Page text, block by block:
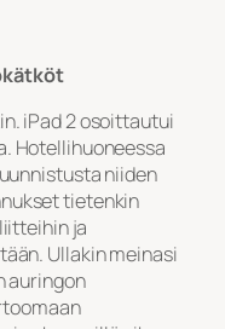
iPad 2 osoittautui
Hotellihuoneessa
niiden
tietenkin
ja
Ullakin meinasi
auringon